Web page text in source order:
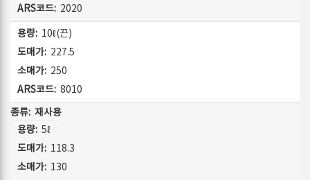
2020
10ℓ(끈)
227.5
250
8010
재사용
5ℓ
118.3
130